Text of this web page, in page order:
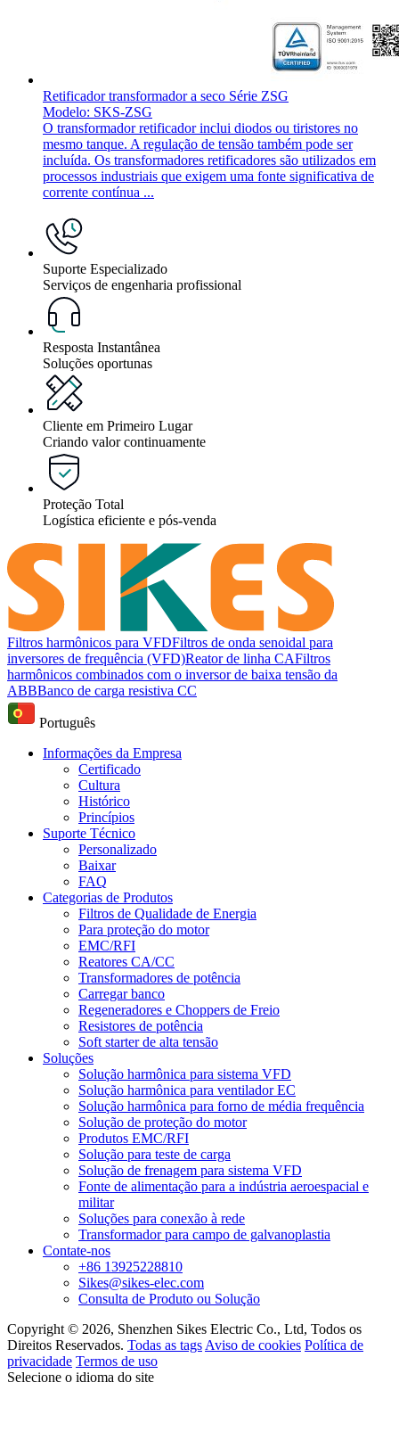
Retificador transformador a seco Série ZSG
Modelo: SKS-ZSG
O transformador retificador inclui diodos ou tiristores no
mesmo tanque. A regulação de tensão também pode ser
incluída. Os transformadores retificadores são utilizados em
processos industriais que exigem uma fonte significativa de
corrente contínua ...
Suporte Especializado
Serviços de engenharia profissional
Resposta Instantânea
Soluções oportunas
Cliente em Primeiro Lugar
Criando valor continuamente
Proteção Total
Logística eficiente e pós-venda
Filtros harmônicos para VFDFiltros de onda senoidal para
inversores de frequência (VFD)Reator de linha CAFiltros
harmônicos combinados com o inversor de baixa tensão da
ABBBanco de carga resistiva CC
Português
Informações da Empresa
Certificado
Cultura
Histórico
Princípios
Suporte Técnico
Personalizado
Baixar
FAQ
Categorias de Produtos
Filtros de Qualidade de Energia
Para proteção do motor
EMC/RFI
Reatores CA/CC
Transformadores de potência
Carregar banco
Regeneradores e Choppers de Freio
Resistores de potência
Soft starter de alta tensão
Soluções
Solução harmônica para sistema VFD
Solução harmônica para ventilador EC
Solução harmônica para forno de média frequência
Solução de proteção do motor
Produtos EMC/RFI
Solução para teste de carga
Solução de frenagem para sistema VFD
Fonte de alimentação para a indústria aeroespacial e
militar
Soluções para conexão à rede
Transformador para campo de galvanoplastia
Contate-nos
+86 13925228810
Sikes@sikes-elec.com
Consulta de Produto ou Solução
Copyright © 2026, Shenzhen Sikes Electric Co., Ltd, Todos os
Direitos Reservados. Todas as tags Aviso de cookies Política de
privacidade Termos de uso
Selecione o idioma do site